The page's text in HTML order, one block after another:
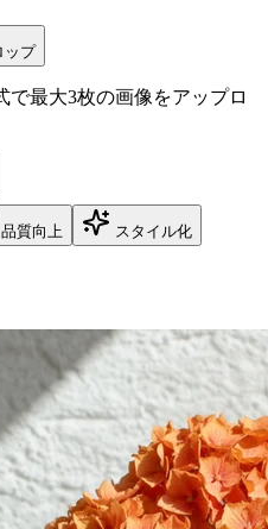
ップ
で最大3枚の画像をアップロ
品質向上 スタイル化